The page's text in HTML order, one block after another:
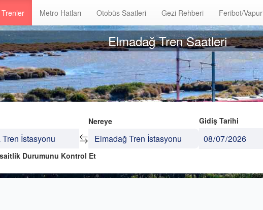
Trenler Metro Hatları Otobüs Saatleri Gezi Rehberi Feribot/Vapur
Elmadağ Tren Saatleri
Nereye
Gidiş Tarihi
Durumunu Kontrol Et